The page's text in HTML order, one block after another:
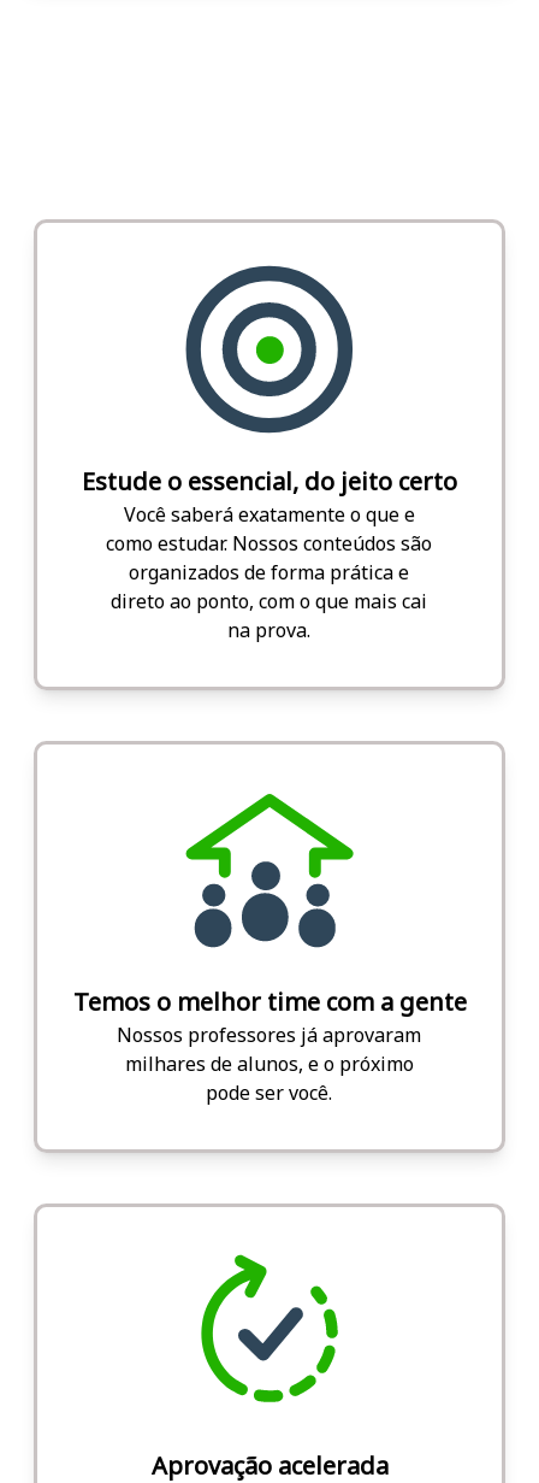
Estude o essencial, do jeito certo
Você saberá exatamente o que e
como estudar. Nossos conteúdos são
organizados de forma prática e
direto ao ponto, com o que mais cai
na prova.
Temos o melhor time com a gente
Nossos professores já aprovaram
milhares de alunos, e o próximo
pode ser você.
Aprovação acelerada